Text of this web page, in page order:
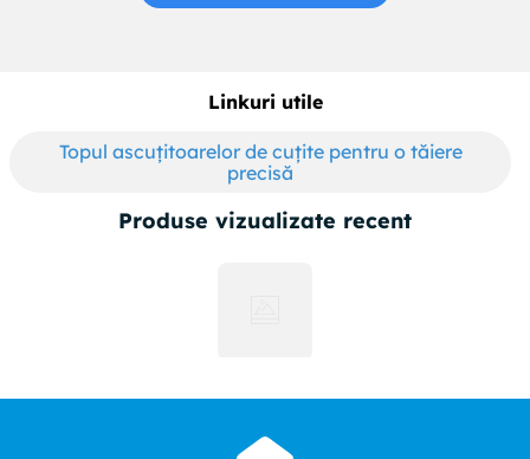
Linkuri utile
Topul ascuțitoarelor de cuțite pentru o tăiere
precisă
Produse vizualizate recent